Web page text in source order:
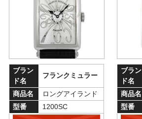
ブラン
ド名
フランクミュラー
商品名
ロングアイランド
型番
1200SC
ブラン
ド名
商品名
型番